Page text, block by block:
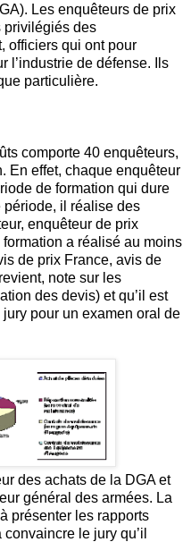
Les enquêteurs de prix
privilégiés des
officiers qui ont pour
l’industrie de défense. Ils
particulière.
comporte 40 enquêteurs,
En effet, chaque enquêteur
de formation qui dure
période, il réalise des
enquêteur de prix
a réalisé au moins
de prix France, avis de
note sur les
des devis) et qu’il est
pour un examen oral de
des achats de la DGA et
général des armées. La
présenter les rapports
le jury qu’il